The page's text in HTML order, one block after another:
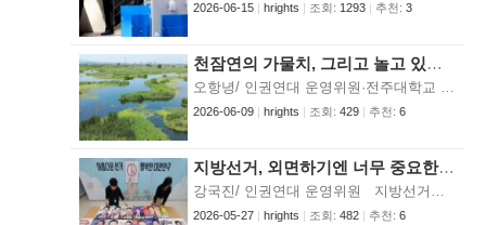
2026-06-15 | hrights | 조회: 1293 | 추천: 3
천잠연의 가물치, 그리고 놀고 있는 통발 - 인권평화연구원의 과제 탐색 ① -(오항녕)
오항녕/ 인권연대 운영위원·전주대학교 명예교수 ※ 앞으로 내 칼럼은 차례가 돌아오는 대로, ‘인간다운 삶의 조건’을 ‘지역-농업(농촌)-공유’라는 범위에서 계속 다루어보려고 한다. 이 주제는 앞으로 인권평화연구원에서 공동으로 탐구했으면 하는 주제이다. 이들 이슈에서 어떤 돌파구가 마련되지 않는 한, 우리 사회가 어쩌다 나아지는 국면도 있겠지만, 조금 길게 보면 ‘저무는 근대 문명’의 대안을 찾기 어렵다는 역사학도로서의 불안감 때문이다. 회원과 독자 여러분의 적극적인 말씀 기다린다. hallimoh@hanmail.net 버스를 타고 만경강 다리를 건널 때면 저기 물고기 많을 텐데, 하며 입맛을 다신 지 오래되었다. 이런 말을 하면 내 수업을 듣는 학생들은 뭔 말인가 하는 표정으로 쳐다본다. 어쩌다 호기심을 보이지만 이내 관심에서 멀어진다. 아무래도 체험으로도 상상으로도 닿기 어려운 딴 세상 얘기일 것이기 때문이리라. 하지만 나는 삼천변을 걸을 때도 이 병이 도진다. 삼천은 전주를 가로지르는 전주천과 함께 시민들이 자주 찾는 산책로이다. 봄이면 화사한 벚꽃을 선사하고 지금은 기생초, 데이지가 하늘거린다. 전주천이 동남쪽에서 북서쪽으로 흐르며 만경강에서 만나고, 삼천은 남쪽에서 북쪽으로 흐르며 만경강에서 합류한다. 전주는 삼천과 전주천을 품고 있다. [사진1(왼쪽) : 만경강 습지. 김제평야를 기름지게 하는 자연의 선물이다.] [사진2(오른쪽) : 전주를 여유롭게 만드는 두 개천이 삼천과 전주천이다. 모두 만경강에 합류한다.] 삼천은 어지간해서 얼지 않는다. 20년 가까이 살면서 삼천이 언 걸 보기는 지난 겨울이 처음인 듯하다. 그나마 일부였고 또 길지도 않았다. 하여간 잠시나마 언 삼천을 보면서 저기서 썰매를 탈 수 있을까 싶었다. 어릴 적 할머니의 걱정을 뒤로 하고 아이들과 새벽부터 썰매 타러 나가던 기억이 따라왔다. 요즘 아이들은 어디서 썰매를 탈까, 문득 궁금해졌다. 가끔 낚시하는 사람들을 본다. 물론 ‘불법’이다. 지방하천으로 사람들이 수영하거나 물고기를 잡지 못하게 되어있다. 낭만이 그리운 사람들이 낚시를 할지언정, 수영이라니! 누가 저 보기에도 더러운 물에 들어가 수영을…. 그래도 물은 점점 맑아지고 있다. 청둥오리나 백로가 한가로이 물고기를 잡는 모습은 늘 볼 수 있다. 나도 저러고 싶었다. ① 너댓 명의 아이들이 모인다. ② 누군가 집에서 작은 냄비나 솥, 고추장, 성냥 따위를 챙겨서 나온다. ③ 내깔(냇가)로 가는 도중에 아무네 볏가리에서 짚단을, 또 고추, 깻잎, 파, 호박 등을 누군가의 밭이나 뚝에서 챙긴다. (저 ‘내깔’은 지도에 ‘학정천’이라고 적혀 있는데, 우리는 한 번도 그렇게 부른 적이 없었다. 그저 ‘내깔’이었고, 여름에는 멱감고, 겨울에는 썰매와 스케이트로 해지는 줄 모르던 우리의 영토 중 하나였다.) ④ 아이들은 홀딱 벗고 내깔로 들어가 붕어를 ‘움킨다’. 우리는 정말 물속의 물고기를 맨손으로 잡았다. ⑤ 주로 붕어를 잡았다. 가끔 메기, 가물치, 뱀장어 등을 잡기도 한다. 보(洑)를 타고 올라오는 10cm 정도 되는 작은 뱀장어 새끼들은 잡지 않았다. 어차피 자라면 나중에 우리가 잡아먹을 거니까. ⑥ 적당히 잡으면 보에서 붕어 배를 딴다. 내장을 제거하는 것이다. 헹군다. ⑦ 끓는 동안 우리는 멱을 감는다. ⑧ 둘러앉아 떠들며 먹는다. 먹을 만큼 먹으면 또 멱을 감으며 논다. 우리가 싱싱한 야생성을 간직하고 있을 때를 떠올렸다. 이 경험은 불과 얼마 전까지도 사람들의 주변에 있던 강이나 시내, 연못, 늪지에서 늘 하던 일상 생활방식이었다. 여기서 생존에 필요한 영양분을 얻었다. 잠깐만 그물질하면 분유통으로 하나 가득 붕어를 잡을 수 있었다. 이중 아주 조금만 졸여서 반찬으로 먹기도 했다. 하지만 배 따고 씻어서 뒤란 항아리들 위에 올려놓아 말린 뒤 짚불에 구우면 바삭한 간식이 된다. 입이 구진할 때마다 주머니에서 꺼내 먹었다. 미꾸라지는 어떤가. 요즘 추어탕 끓이는 귀여운 미꾸라지는 잡지도 않았다. 어른 손가락 굵기의 먹음직한 것들만 잡아도 충분했다. (미안하지만) 소금 뿌려 펄펄 뛰는 얘들을 잠재운 뒤 호박잎에 쌓아 짚불에 넣는다. 적당하게 익힌 뒤 김이 모락모락 나는 살점을 발라먹는 맛이라니…. 우렁이는 쫀득한 식감에서 보면 으뜸이었고, 이것들은 더 쉽게 논두렁에서 건져올 수 있었다. 내가 어디 아픈 데 없이 그럭저럭 건강하게 사는 건 다 얘들 덕분이라는 생각을 할 때가 한두 번이 아니었다. 이를 낭만적 회고라고 할지도 모른다. 물론 과거는 미화될 수도 있고, 다시 반복되지도 않을 것이다. 그러나 인간의 생명력에 대한 희구와 다양한 삶의 가능성에 대한 상상이 예전과 다른 방식과 모습으로 현실화하지 못한다고 예단하는 것도 성급하지 않을까. 그래서 소박하게 결심하였다. 우선 연구실 앞에 있는 천잠연에 사는 것들을 타깃으로 삼았다. 천잠연은 뒷산 천잠산을 따서 지은 연못 이름이다. 전주대 내 연구실 앞에 있다. 거기에는 가끔 물고기가 뛰고, 햇볕 쬐러 나온 자라, 수초에 몰려든 가물치가 눈으로 보아도 차고 넘칠 정도다. 연못 주변을 어슬렁거릴 때마다 나와 눈이 마주친 것들도 적지 않을 것이다. 인터넷을 한참 골라 그물을 하나 장만했다. 된장을 넣고 물고기를 유인한 뒤 들어오면 나가기 어렵게 만든 통발이었다. 내 야무진 계획을 들은 친구가 한마디했다. “내가 징계위원회에서 자넬 보지 않게 해줘.” 천잠연에서 물고기를 잡는 것도 교칙 위반이라고 한다. 그래도 마음을 접지 못하고 있을 때, 다른 동료가 덧붙였다. “저기는 물고기에서 냄새나서 못 먹을 거예요.” 조금씩 배수를 한다고 해도 대체로 고여 있어서 그렇다는 말이다. [사진3(왼쪽) : 전주대에 있는 천잠연. 물고기가 넘친다.] [사진4(오른쪽) : 천잠연에서 붕어, 가물치 잡으려고 샀던 통발. 어쩌면 제 몫을 못하고 폐기될지도 모른다.] 그렇게 나는 퇴각했다. 무기력하게. 그 뒤로 누누이 스스로 물어보았다. 정말 교칙 때문에, 또 잡은 물고기에서 냄새가 날까봐 잡지 않은 것인가? 교칙과 냄새를 무릅쓰고 굳이 저것들을 잡을 이유가 내 생활에 없었던 것이겠지. 이것도 중요한 이유일 것이다. 누가 언제부터 학정천이나 삼천이 지방하천이라고 고기 잡으면 안 된다고 경고할 권력을 부여했는가? 이 일방적 금지 역시 근거는 빈약하다고 생각하지만, 금지를 거부하면 귀찮고 불편한 일이 따라온다. 하지만 이것이 이유의 다였을까? 실은 내 맘속에 만경강과 삼천을 볼 때마다 느낀 동경 한편으로 불안감이 자리 잡고 있었다. 내가 더는 붕어나 가물치를 맨손으로 움키지 못할지도 모른다는 불안감 말이다. 맨손으로 움키기는커녕 그물을 주어도 제대로 잡지 못할지 모른다. 이제는 맨발로 저 ‘더러운 개흙’을 쑥쑥 밟고 ‘오염된 냇물’에 몸을 담근 채 쭈그려 앉아 수초에 팔을 쓸리기에는 내가 너무 청결하게 살고 있던 것이다. 나는 문명화되었고, 내 몸은 너무 깨끗한 데 익숙하다. 개흙은 물론 잔디밭의 흙도 만져본 기억이 언제던가. 개천물은커녕 수돗물 외에 다른 물에 손이나 몸을 담가본 적도 없는 듯하다. 감각과 민첩성을 또 어떤가. 개천에 쭈그려 앉아 더듬더듬 수초 사이를 탐색하는 정밀도, 물고기와 다른 것을 구별하는 감각, 손 어딘가 닿은 놈을 낚아채는 기밀함을 발휘할 재간이 남아 않았다. 뭐든 사먹고 살고 있으니. 어쩌면 난 이미 잃어버린 자립성, 원시성, 야생성을 직감했는지 모른다. 이런 생각이 들 때면 단순히 추억이 아니라 오래 전부터 DNA에 내재하던 생명력 같은 걸 잃었는지 모른다는 불안감에 휩싸였다. 통발은 일부러 버리지 않았다. 그걸 버리면 더 이상 질문하지 않을 것 같았다. 그저 연구실 귀퉁이에 놓여 있는 그물을 보면서 잊지나 말자고 생각했다. 그렇게 10년이 넘었다. 그러다 늦기 전에 잃어버린 몸의 감각과 생생함을 찾고 싶었다. 어디부터 시작해야 할까? 우선 흙, 둠벙, 논밭, 지역에 다가가기로 했다. (계속)
2026-06-09 | hrights | 조회: 429 | 추천: 6
지방선거, 외면하기엔 너무 중요한(강국진)
강국진/ 인권연대 운영위원 지방선거가 일주일밖에 남지 않았다. 선거철이 될 때마다 모순된 감정을 느끼게 된다. 한편으론 공식 선거운동을 한다며 지하철역마다 색색이 옷을 입은 사람들이 마음에도 없는 “수고하셨습니다. 기호 OO번 XXX입니다”라고 합창을 하는 건 시끄럽고도 귀찮다. 시대착오적인 구시대의 산물이라는 생각도 든다. 그러면서도 다른 한편으론 색색이 옷을 입은 사람이 안 보이기라도 하면 ‘저런 것조차 조직하지 못하는 걸 보니 한심하다’라는 생각도 하게 된다. 또 선거운동 기간이 너무 짧다는 생각도 자주 하게 된다. 공식 선거운동 자체도 길다고 할 수 없는 데다, 사전투표까지 한다고 치면 후보들을 살필 시간은 더 줄어들 수밖에 없다. 솔직히 말해서 시장이나 구청장의 공약과 이력을 꼼꼼하게 살피는 편이지만, 시의원이나 구의원까진 이름도 제대로 기억하지 못한다. 거대 양당제가 강화되다 보니 선택지가 좁아지는 문제도 물론 있을 것 같다. 기초의원 차원에서 할 수 있는 공약이 과연 얼마나 변별력이 있을지도 솔직히 의문이 드는 게 사실이다. 물론 어느 구의원 후보가 제시한 공약은 지금도 기억난다. 그 구의원은 ‘어린이대공원에 대규모 뉴타운 건설’을 공약했다. 선거공보물에는 어린이대공원 안에 수십 층짜리 고층아파트가 들어선 모습이 한 장 가득했는데, 지금 생각해도 참신성 면에서는 최고였다(그리고 그분이 당선되지 않아서 얼마나 다행인지 모른다.). 후보를 제대로 살피지 못하면 정당에 따라 찍을 가능성이 매우 크다. 이걸 큰 문제라고 지적하는 전문가들 얘기는 자주 들었다. 그런데 솔직한 내 대답은 이렇다. 글쎄 그게 꼭 문제일까. 유권자가 모든 후보를 검증하는 것 자체가 불가능한 게 아닌가. 그래서 필요한 게 정당의 역할 아닐까. 어떤 물건을 살 때 일일이 비교하기 힘들 때 우리가 특정한 브랜드의 신뢰도를 기준으로 삼듯이 선거 국면에서 정당을 보게 된다. 내 눈에는 지극히 자연스러운 귀결이다. 우수한 후보를 발굴하고, 육성하고, 선별하는 것이야말로 정당의 존재 이유일 테니까. 사진 출처 그런 면에서 나는 교육감 선거야말로 제도실패의 전형이라고 생각한다. 심하게 말해서 교육감 선거는 엉망진창이다. 정치적 중립성을 위한다며 정당 공천을 배제했는데, 교육감 후보들은 파란 옷, 빨간 옷을 입고 선거운동을 하며 눈 가리고 아웅 한다. 학생인권조례를 강조하는 후보, 좌파 동성애 교육 척결을 주장하는 후보를 보고 있으면 애초에 교육감이 정치적으로 중립이어야 한다는 귀신 씻나락 까먹는 소리를 하는 전문가들의 지적 능력이 한심해 보일 뿐이다. 형식상 무소속이다 보니 정당의 필터링도 거치지 못하고 후보들은 후보들대로 선거 경험도 없이 헤매기 일쑤다. 중고등학생은 유권자 자격이 없는데 학교 교육에 아무 관심도 이해관계도 없는 사람들이 뽑는 교육감이라는 기묘한 불일치는 더 말해 무엇할까 싶다. 더 근본적인 문제 제기는 지방선거가 과연 필요한 것인가 하는 회의감이 아닐까 싶다. 물론 엉터리 단체장이나 쭉정이 기초의원을 보면 한심하기도 하고 자괴감이 들기도 했던 게 사실이다. 그런데도 지방선거는 꼭 필요하다고 생각한다. 더 좋은 정치인을 육성할 수 있는 훈련장이라고 생각하기 때문이다. 그건 돈이 많이 들더라도 국가의 미래를 위해 정말 중요하다. 일 잘해서 효능감을 과시하는 이재명이 두각을 나타낸 게 성남시장 시절이었다는 걸 잊으면 안 된다. 능력 있고 열정 넘치는 구청장이나 기초의원들을 여럿 만난 적 있는데 그분들이 나중에 국회의원도 되고 장관도 되며 중견 정치인으로 성장했다. 나는 그것이 한국 정치의 발전을 보여주는 선순환 구조라고 믿는다. 강국진 위원은 현재 서울신문 재직 중입니다.
2026-05-27 | hrights | 조회: 482 | 추천: 6